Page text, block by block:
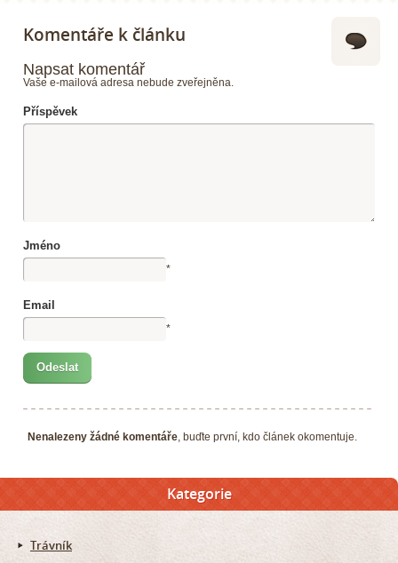
Komentáře k článku
Napsat komentář
Vaše e-mailová adresa nebude zveřejněna.
Příspěvek
Jméno
*
Email
*
Nenalezeny žádné komentáře, buďte první, kdo článek okomentuje.
Kategorie
Trávník